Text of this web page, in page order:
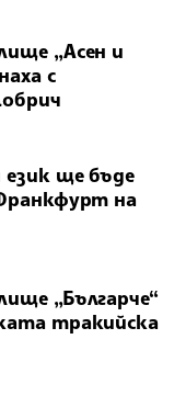
„Асен и
с
език ще бъде
на
„Българче“
тракийска